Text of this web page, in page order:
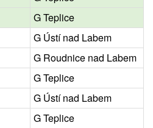
G Teplice
G Ústí nad Labem
G Roudnice nad Labem
G Teplice
G Ústí nad Labem
G Teplice